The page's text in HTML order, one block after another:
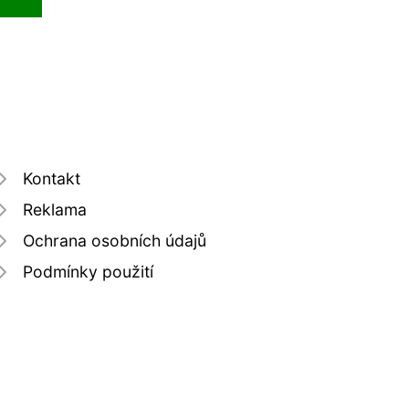
Kontakt
Reklama
Ochrana osobních údajů
Podmínky použití